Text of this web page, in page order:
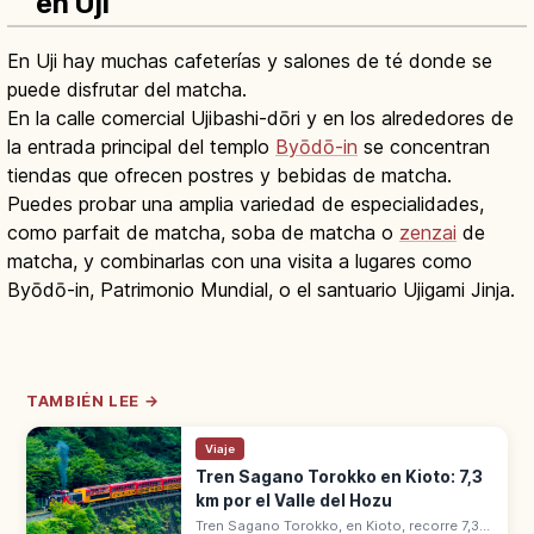
En Uji hay muchas cafeterías y salones de té donde se
puede disfrutar del matcha.
En la calle comercial Ujibashi-dōri y en los alrededores de
la entrada principal del templo Byōdō-in se concentran
tiendas que ofrecen postres y bebidas de matcha.
Puedes probar una amplia variedad de especialidades,
como parfait de matcha, soba de matcha o zenzai de
matcha, y combinarlas con una visita a lugares como
Byōdō-in, Patrimonio Mundial, o el santuario Ujigami Jinja.
TAMBIÉN LEE →
Viaje
Tren Sagano Torokko en Kioto: 7,3
km por el Valle del Hozu
Tren Sagano Torokko, en Kioto, recorre 7,3